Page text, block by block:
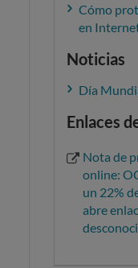
Cómo
en
Noticias
Día
Enlaces
Nota de
online:
un 22%
abre